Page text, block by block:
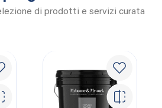
di prodotti e servizi curata